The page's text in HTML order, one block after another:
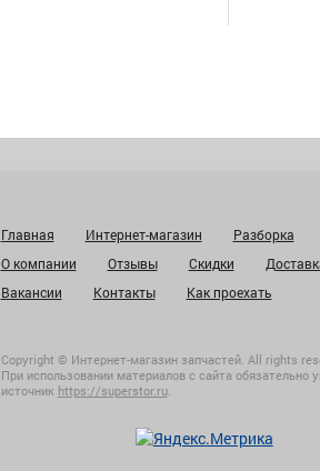
Главная Интернет-магазин Разборка
О компании
Отзывы Скидки
Вакансии
Контакты Как проехать
Copyright © Интернет-магазин запчастей. All rights
При использовании материалов с сайта обязательно
источник https://superstor.ru.